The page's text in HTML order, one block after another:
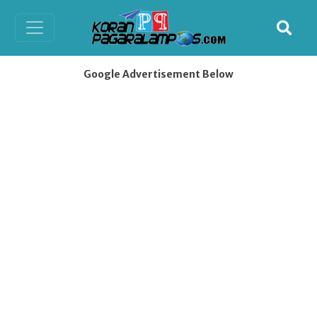
Google Advertisement Below